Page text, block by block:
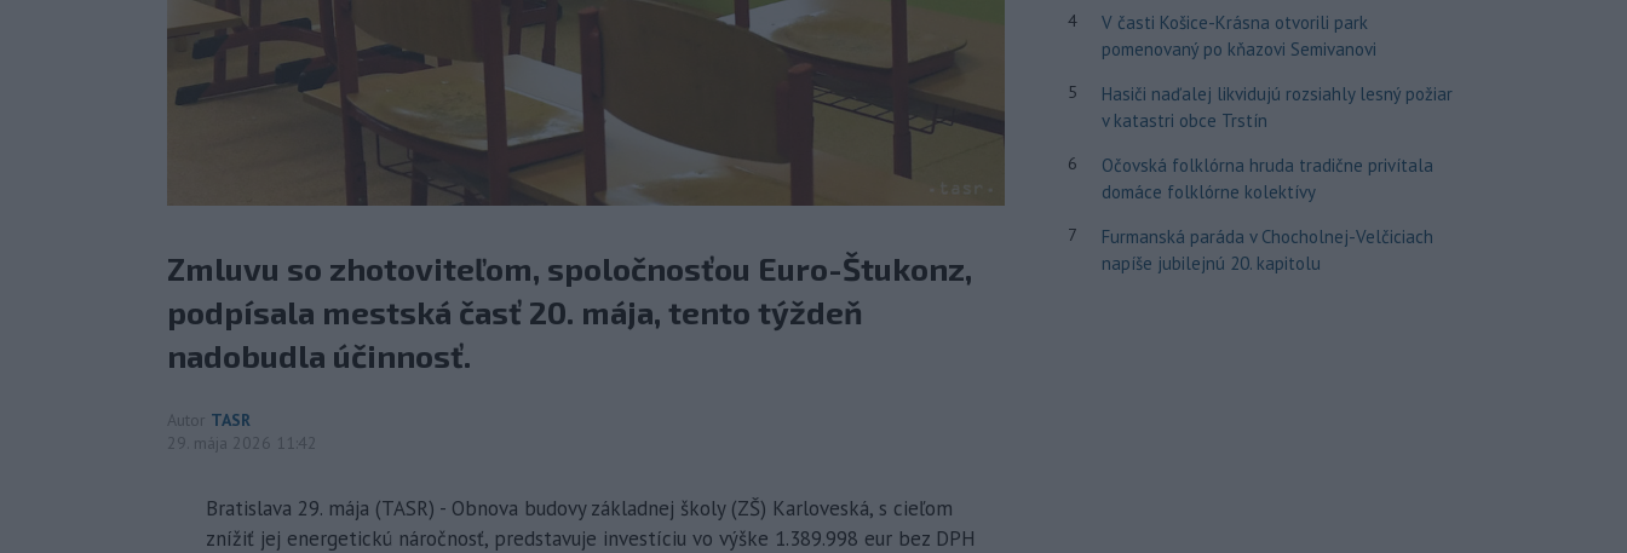
Zmluvu so zhotoviteľom, spoločnosťou Euro-Štukonz,
podpísala mestská časť 20. mája, tento týždeň
nadobudla účinnosť.
Autor TASR
29. mája 2026 11:42
Bratislava 29. mája (TASR) - Obnova budovy základnej školy (ZŠ) Karloveská, s cieľom
znížiť jej energetickú náročnosť, predstavuje investíciu vo výške 1.389.998 eur bez DPH
4
V časti Košice-Krásna otvorili park
pomenovaný po kňazovi Semivanovi
5
Hasiči naďalej likvidujú rozsiahly lesný požiar
v katastri obce Trstín
6
Očovská folklórna hruda tradične privítala
domáce folklórne kolektívy
7
Furmanská paráda v Chocholnej-Velčiciach
napíše jubilejnú 20. kapitolu